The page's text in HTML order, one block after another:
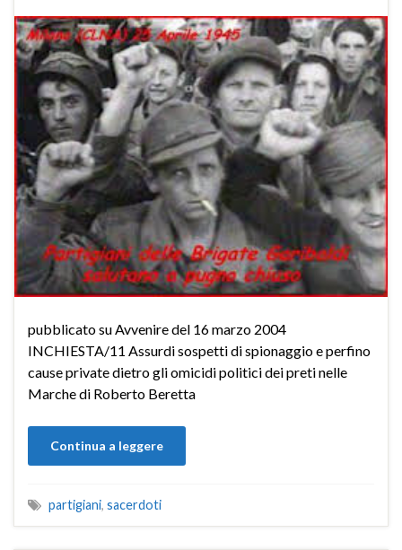
pubblicato su Avvenire del 16 marzo 2004
INCHIESTA/11 Assurdi sospetti di spionaggio e perfino
cause private dietro gli omicidi politici dei preti nelle
Marche di Roberto Beretta
Continua a leggere
partigiani, sacerdoti